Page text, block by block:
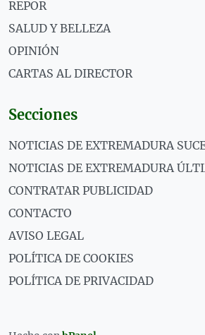
REPOR
SALUD Y BELLEZA
OPINIÓN
CARTAS AL DIRECTOR
Secciones
NOTICIAS DE EXTREMADURA
NOTICIAS DE EXTREMADURA
CONTRATAR PUBLICIDAD
CONTACTO
AVISO LEGAL
POLÍTICA DE COOKIES
POLÍTICA DE PRIVACIDAD